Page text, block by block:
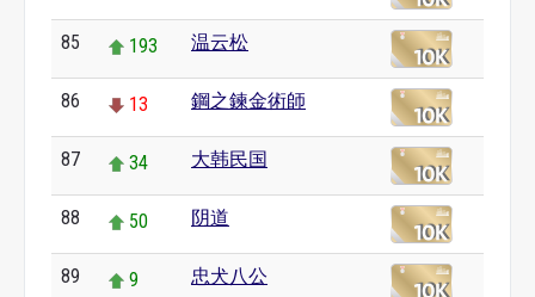
85 193 温云松
86 13 鋼之鍊金術師
87 34 大韩民国
88 50 阴道
89 9 忠犬八公